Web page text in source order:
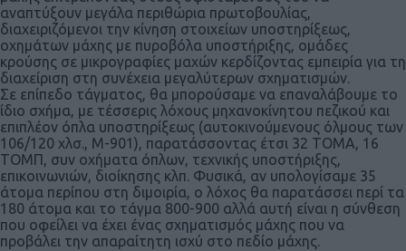
αναπτύξουν μεγάλα περιθώρια πρωτοβουλίας,
διαχειριζόμενοι την κίνηση στοιχείων υποστηρίξεως,
οχημάτων μάχης με πυροβόλα υποστήριξης, ομάδες
κρούσης σε μικρογραφίες μαχών κερδίζοντας εμπειρία για τη
διαχείριση στη συνέχεια μεγαλύτερων σχηματισμών.
Σε επίπεδο τάγματος, θα μπορούσαμε να επαναλάβουμε το
ίδιο σχήμα, με τέσσερις λόχους μηχανοκίνητου πεζικού και
επιπλέον όπλα υποστηρίξεως (αυτοκινούμενους όλμους των
106/120 χλσ., Μ-901), παρατάσσοντας έτσι 32 ΤΟΜΑ, 16
ΤΟΜΠ, συν οχήματα όπλων, τεχνικής υποστήριξης,
επικοινωνιών, διοίκησης κλπ. Φυσικά, αν υπολογίσαμε 35
άτομα περίπου στη διμοιρία, ο λόχος θα παρατάσσει περί τα
180 άτομα και το τάγμα 800-900 αλλά αυτή είναι η σύνθεση
που οφείλει να έχει ένας σχηματισμός μάχης που να
προβάλει την απαραίτητη ισχύ στο πεδίο μάχης.